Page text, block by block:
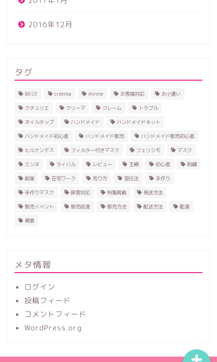
2016年12月
タグ
BASE creema minne お客様対応 お小遣い
クチュリエ クリーマ クレーム トラブル
ネイルチップ ハンドメイド ハンドメイドキット
ハンドメイド初心者 ハンドメイド販売 ハンドメイド販売初心者
ヒルナンデス フィルター付きマスク フェリシモ マスク
ミンネ ライバル レビュー 主婦 初心者 刺繍
副業 在宅ワーク 売り方 宣伝法 手作り
手作りマスク 接客対応 特集掲載 発送方法
販売イベント 販売促進 販売方法 配送方法 配達
需要
メタ情報
ログイン
投稿フィード
コメントフィード
WordPress.org